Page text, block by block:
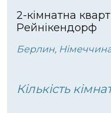
2-кімнатна
Рейнікендорф
Берлин,
Кількість